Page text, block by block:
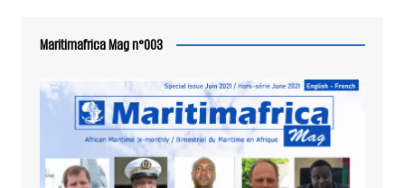
Maritimafrica Mag n°003